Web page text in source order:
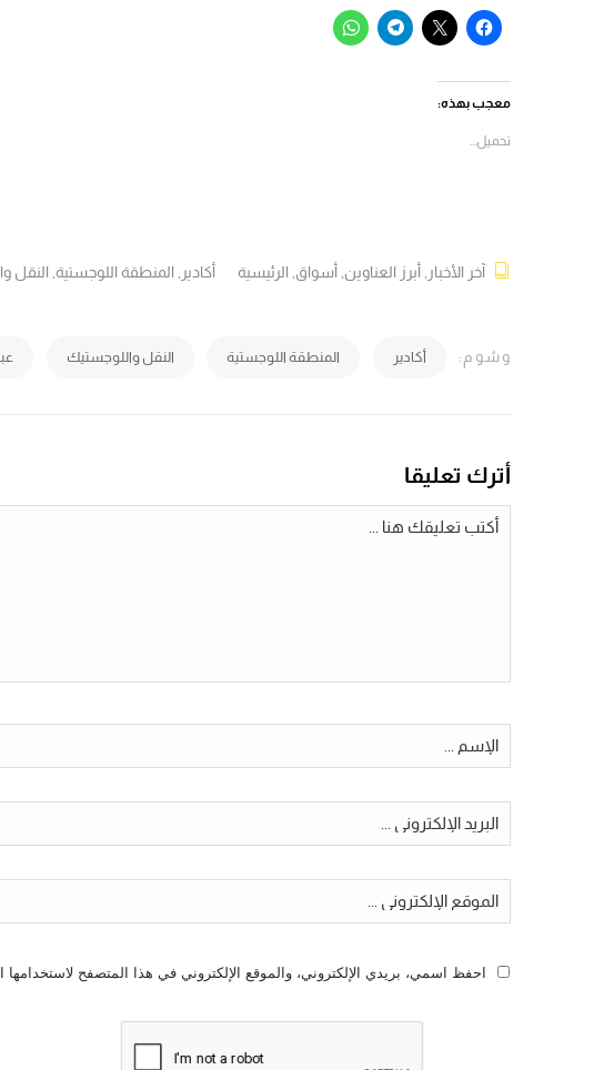
انقر
للمشاركة
(فتح
في
نافذة
النقر
للمشاركة
انقر
للمشاركة
انقر
للمشاركة
معجب بهذه:
تحميل...
آخر الأخبار , أبرز العناوين, أسواق, الرئيسية أكادير , المنطقة اللوجستية, النقل
وسُوم: أكادير المنطقة اللوجستية النقل واللوجستيك
أترك تعليقا
احفظ اسمي، بريدي الإلكتروني، والموقع الإلكتروني في هذا المتصفح لاستخدامها